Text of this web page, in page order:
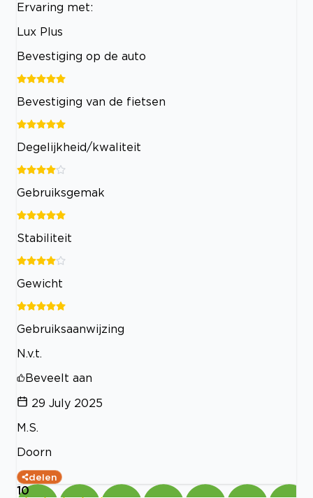
Ervaring met:
Lux Plus
Bevestiging op de auto
Bevestiging van de fietsen
Degelijkheid/kwaliteit
Gebruiksgemak
Stabiliteit
Gewicht
Gebruiksaanwijzing
N.v.t.
Beveelt aan
29 July 2025
M.S.
Doorn
delen
10